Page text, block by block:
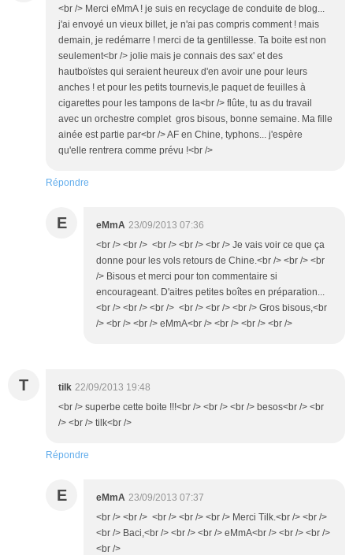
<br /> Merci eMmA ! je suis en recyclage de conduite de blog...
j'ai envoyé un vieux billet, je n'ai pas compris comment ! mais
demain, je redémarre ! merci de ta gentillesse. Ta boite est non
seulement<br /> jolie mais je connais des sax' et des
hautboïstes qui seraient heureux d'en avoir une pour leurs
anches ! et pour les petits tournevis,le paquet de feuilles à
cigarettes pour les tampons de la<br /> flûte, tu as du travail
avec un orchestre complet gros bisous, bonne semaine. Ma fille
ainée est partie par<br /> AF en Chine, typhons... j'espère
qu'elle rentrera comme prévu !<br />
Répondre
E eMmA 23/09/2013 07:36
<br /> <br /> <br /> <br /> <br /> Je vais voir ce que ça
donne pour les vols retours de Chine.<br /> <br /> <br
/> Bisous et merci pour ton commentaire si
encourageant. D'aitres petites boîtes en préparation...
<br /> <br /> <br /> <br /> <br /> <br /> Gros bisous,<br
/> <br /> <br /> eMmA<br /> <br /> <br /> <br />
T tilk 22/09/2013 19:48
<br /> superbe cette boite !!!<br /> <br /> <br /> besos<br /> <br
/> <br /> tilk<br />
Répondre
E eMmA 23/09/2013 07:37
<br /> <br /> <br /> <br /> <br /> Merci Tilk.<br /> <br />
<br /> Baci,<br /> <br /> <br /> eMmA<br /> <br /> <br />
<br />